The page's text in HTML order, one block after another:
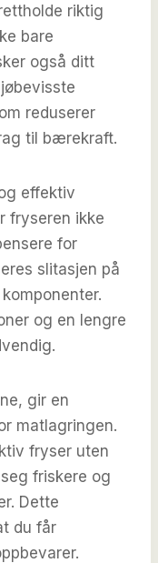
riktig
bare
også ditt
reduserer
til bærekraft.
effektiv
fryseren ikke
for
slitasjen på
og en lengre
gir en
matlagringen.
fryser uten
friskere og
Dette
du får